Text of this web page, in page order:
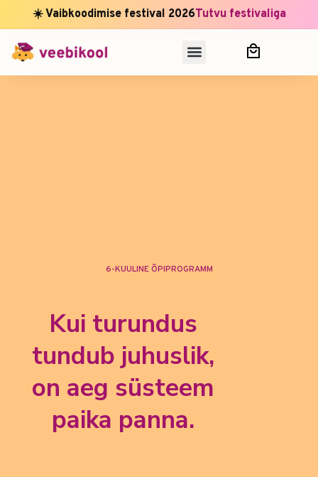
☀️ Vaibkoodimise festival 2026Tutvu festivaliga
6-KUULINE ÕPIPROGRAMM
Kui turundus
tundub juhuslik,
on aeg süsteem
paika panna.